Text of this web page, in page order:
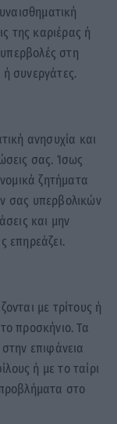
της καριέρας ή
στη
συνεργάτες.
ανησυχία και
σας. Ίσως
ζητήματα
σας υπερβολικών
και μην
επηρεάζει.
με τρίτους ή
προσκήνιο. Τα
επιφάνεια
ή με το ταίρι
στο